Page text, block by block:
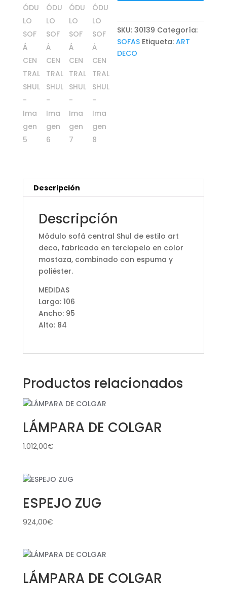
SKU:30139 Categoría:
SOFAS Etiqueta:ART
DECO
Descripción
Descripción
Módulo sofá central Shul de estilo art
deco, fabricado en terciopelo en color
mostaza, combinado con espuma y
poliéster.
MEDIDAS
Largo: 106
Ancho: 95
Alto: 84
Productos relacionados
LÁMPARA DE COLGAR
1.012,00€
ESPEJO ZUG
924,00€
LÁMPARA DE COLGAR